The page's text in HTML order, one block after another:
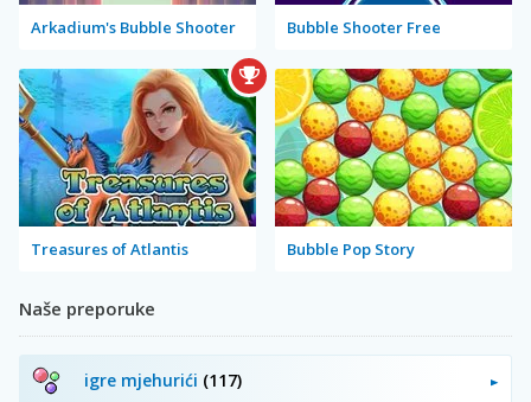
Arkadium's Bubble Shooter Bubble Shooter Free
Treasures of Atlantis Bubble Pop Story
Naše preporuke
igre mjehurići (117)